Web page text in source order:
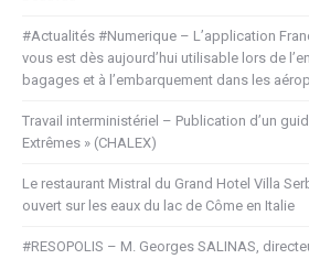
#Actualités #Numerique – L’application
vous est dès aujourd’hui utilisable lors de
bagages et à l’embarquement dans les
Travail interministériel – Publication d’un
Extrêmes » (CHALEX)
Le restaurant Mistral du Grand Hotel Villa
ouvert sur les eaux du lac de Côme en Italie
#RESOPOLIS – M. Georges SALINAS,